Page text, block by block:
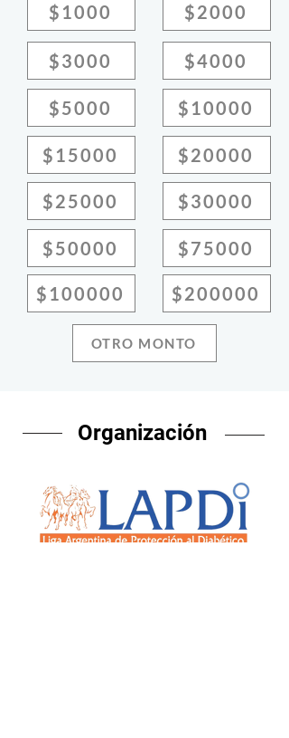
$1000
$3000
$5000
$15000
$25000
$50000
$100000
$2000
$4000
$10000
$20000
$30000
$75000
$200000
OTRO MONTO
Organización